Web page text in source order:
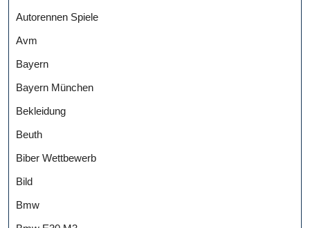
Autorennen Spiele
Avm
Bayern
Bayern München
Bekleidung
Beuth
Biber Wettbewerb
Bild
Bmw